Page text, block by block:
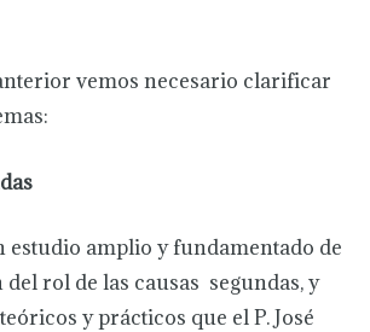
vemos necesario clarificar
estudio amplio y fundamentado de
rol de las causas segundas, y
y prácticos que el P. José